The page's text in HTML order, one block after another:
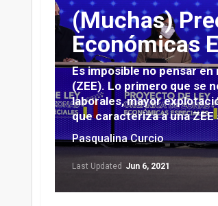
(Muchas)
Económicas
Es imposible no pensar
(ZEE). Lo primero que se
laborales, mayor
que caracteriza a una
Pasqualina Curcio
Last Updated Jun 6, 2021